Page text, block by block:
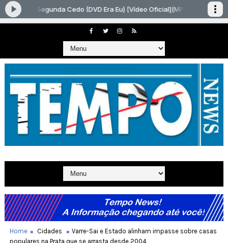
Home Cidades
Varre-Sai e Estado alinham impasse sobre casas
populares na Prata que se arrasta desde 2004